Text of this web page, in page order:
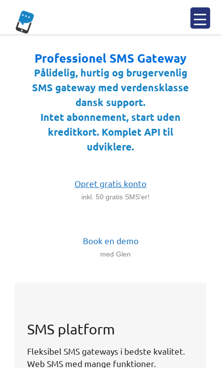
indhold
Professionel SMS Gateway
Pålidelig, hurtig og brugervenlig
SMS gateway med verdensklasse
dansk support.
Intet abonnement, start uden
kreditkort. Komplet API til
udviklere.
Opret gratis konto
inkl. 50 gratis SMS'er!
Book en demo
med Glen
SMS platform
Fleksibel SMS gateways i bedste kvalitet.
Web SMS med mange funktioner.
Ingen binding
0,- i oprettelse
31 øre pr. SMS i DK
International platform